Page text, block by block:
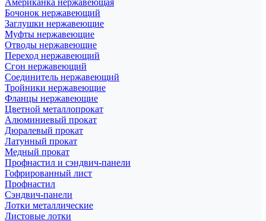
Американка нержавеющая
Бочонок нержавеющий
Заглушки нержавеющие
Муфты нержавеющие
Отводы нержавеющие
Переход нержавеющий
Сгон нержавеющий
Соединитель нержавеющий
Тройники нержавеющие
Фланцы нержавеющие
Цветной металлопрокат
Алюминиевый прокат
Дюралевый прокат
Латунный прокат
Медный прокат
Профнастил и сэндвич-панели
Гофрированный лист
Профнастил
Сэндвич-панели
Лотки металлические
Листовые лотки